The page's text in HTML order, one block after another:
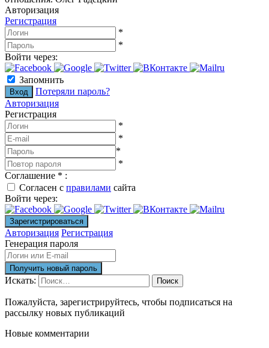
Авторизация
Регистрация
*
*
Войти через:
Запомнить
Потеряли пароль?
Авторизация
Регистрация
*
*
*
*
Соглашение * :
Согласен с правилами сайта
Войти через:
Авторизация Регистрация
Генерация пароля
Искать: Поиск
Пожалуйста, зарегистрируйтесь, чтобы подписаться на
рассылку новых публикаций
Новые комментарии